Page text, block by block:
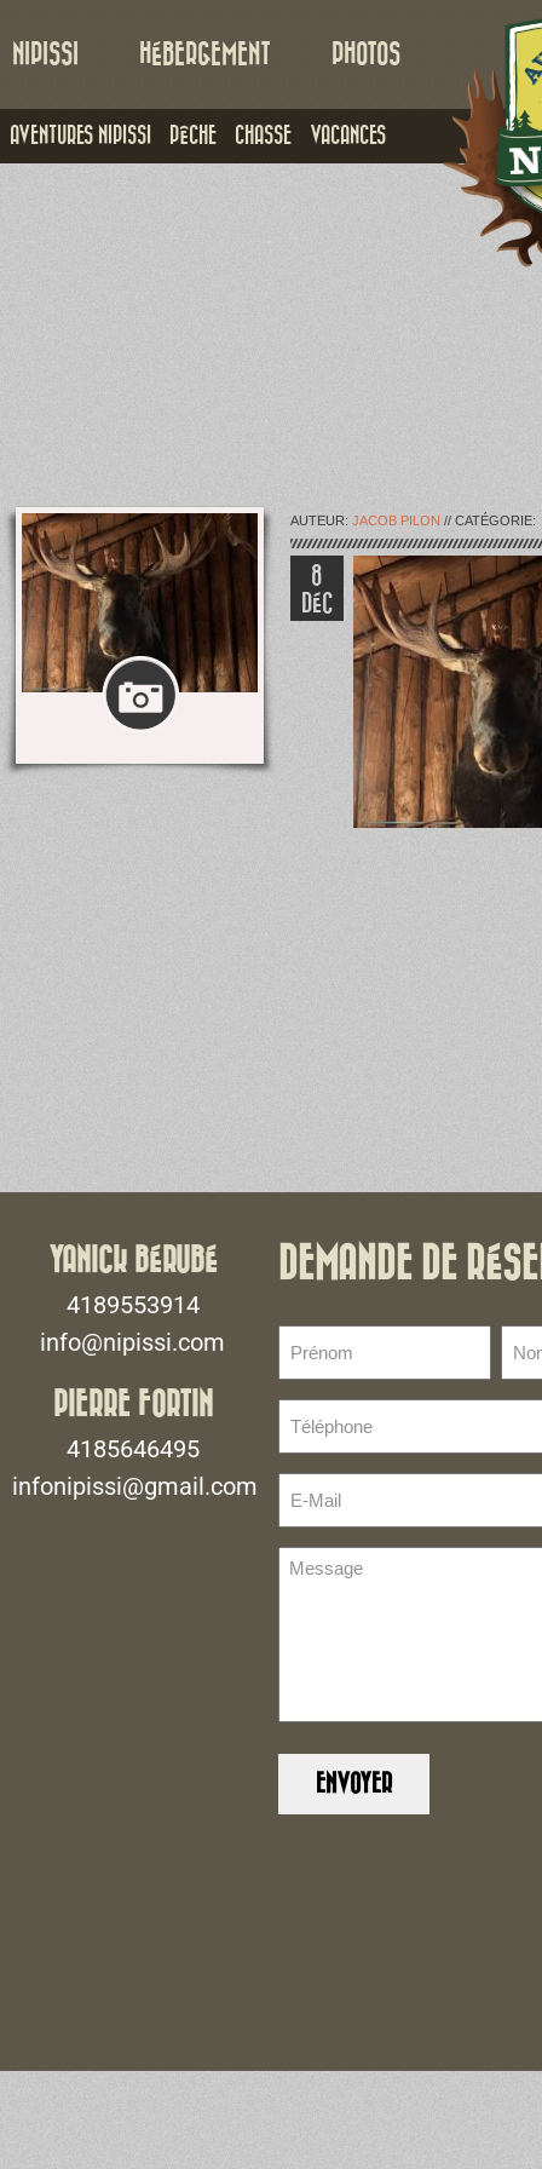
NIPISSI
AVENTURES NIPISSI PÊCHE CHASSE VACANCES
HÉBERGEMENT PHOTOS
AUTEUR: JACOB PILON // CATÉGORIE:
8
DÉC
YANICK BÉRUBÉ
4189553914
info@nipissi.com
PIERRE FORTIN
4185646495
infonipissi@gmail.com
DEMANDE DE
(Nécessaire)
de
(Nécessaire)
Mail
Message